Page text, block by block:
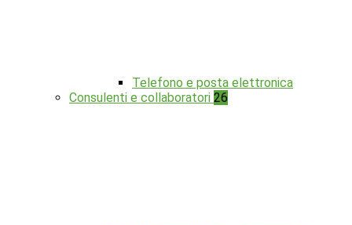
Telefono e posta elettronica
Consulenti e collaboratori 26